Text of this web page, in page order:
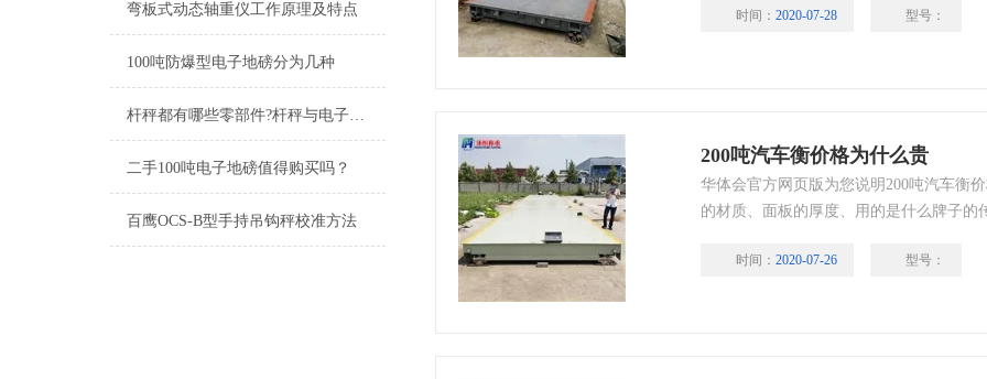
弯板式动态轴重仪工作原理及特点
100吨防爆型电子地磅分为几种
杆秤都有哪些零部件?杆秤与电子秤关系
二手100吨电子地磅值得购买吗？
百鹰OCS-B型手持吊钩秤校准方法
力。的传送与转换。但它是保证称量结
时间： 2020-07-28 型号：
200吨汽车衡价格为什么贵
华体会官方网页版为您说明200吨汽车衡
的材质、面板的厚度、用的是什么牌子的
时间： 2020-07-26 型号：